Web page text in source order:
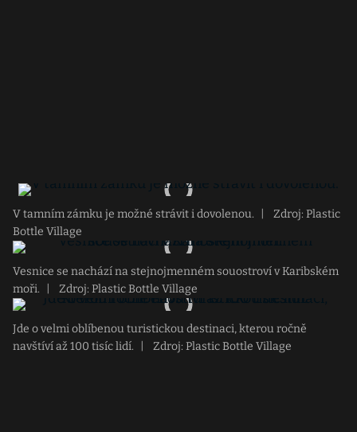
V tamním zámku je možné strávit i dovolenou.
Zdroj: Plastic
Bottle Village
Vesnice se nachází na stejnojmenném souostroví v Karibském
moři.
Zdroj: Plastic Bottle Village
Jde o velmi oblíbenou turistickou destinaci, kterou ročně
navštíví až 100 tisíc lidí.
Zdroj: Plastic Bottle Village